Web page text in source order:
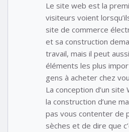
Le site web est la
visiteurs voient
site de commerce
et sa construction
travail, mais il peut
éléments les plus
gens à acheter chez
La conception d’un site
la construction d’une
pas vous contenter de
sèches et de dire que